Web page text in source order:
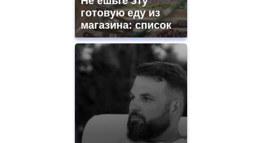
готовую еду из
магазина: список